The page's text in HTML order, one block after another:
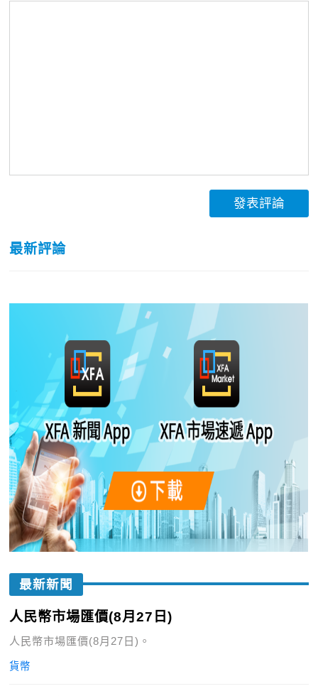
發表評論
最新評論
最新新聞
人民幣市場匯價(8月27日)
人民幣市場匯價(8月27日)。
貨幣